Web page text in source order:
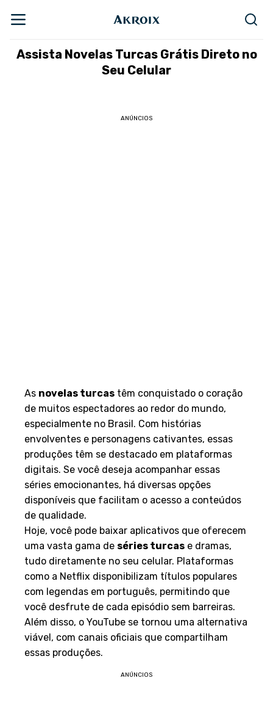
Assista Novelas Turcas Grátis Direto no
Seu Celular
ANÚNCIOS
As novelas turcas têm conquistado o coração
de muitos espectadores ao redor do mundo,
especialmente no Brasil. Com histórias
envolventes e personagens cativantes, essas
produções têm se destacado em plataformas
digitais. Se você deseja acompanhar essas
séries emocionantes, há diversas opções
disponíveis que facilitam o acesso a conteúdos
de qualidade.
Hoje, você pode baixar aplicativos que oferecem
uma vasta gama de séries turcas e dramas,
tudo diretamente no seu celular. Plataformas
como a Netflix disponibilizam títulos populares
com legendas em português, permitindo que
você desfrute de cada episódio sem barreiras.
Além disso, o YouTube se tornou uma alternativa
viável, com canais oficiais que compartilham
essas produções.
ANÚNCIOS